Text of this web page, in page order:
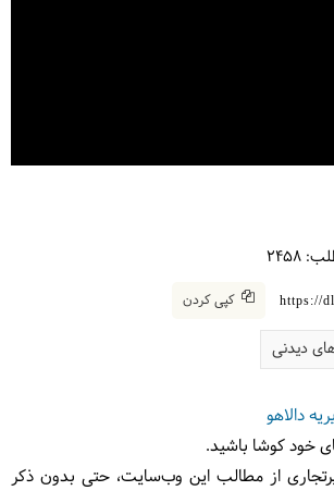
2458
https:// کپی کردن
دیدنی
دالاهو
خود کوشا باشید.
از مطالب این وب‌سایت، حتی بدون ذکر